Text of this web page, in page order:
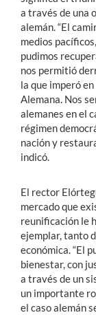
a través de una
alemán. “El
medios
pudimos
nos permitió
la que imperó
Alemana. Nos
alemanes en el
régimen
nación y
indicó.
El rector
mercado que
reunificación le
ejemplar, tanto
económica. “El
bienestar, con
a través de un
un importante
el caso alemán